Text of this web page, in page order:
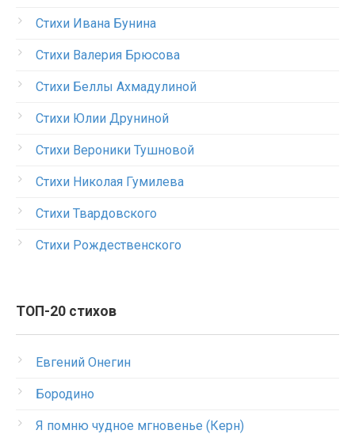
Стихи Ивана Бунина
Стихи Валерия Брюсова
Стихи Беллы Ахмадулиной
Стихи Юлии Друниной
Стихи Вероники Тушновой
Стихи Николая Гумилева
Стихи Твардовского
Стихи Рождественского
ТОП-20 стихов
Евгений Онегин
Бородино
Я помню чудное мгновенье (Керн)